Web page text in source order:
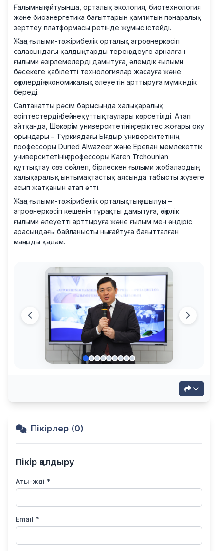
Ғалымның айтуынша, орталық экология, биотехнология
және биоэнергетика бағыттарын қамтитын пәнаралық
зерттеу платформасы ретінде жұмыс істейді.
Жаңа ғылыми-тәжірибелік орталық агроөнеркәсіп
саласындағы қалдықтарды терең өңдеуге арналған
ғылыми әзірлемелерді дамытуға, әлемдік ғылыми
бәсекеге қабілетті технологиялар жасауға және
өңірлердің экономикалық әлеуетін арттыруға мүмкіндік
береді.
Салтанатты рәсім барысында халықаралық
әріптестердің бейнеқұттықтаулары көрсетілді. Атап
айтқанда, Шәкәрім университетінің серіктес жоғары оқу
орындары – Түркиядағы Ығдыр университетінің
профессоры Duried Alwazeer және Ереван мемлекеттік
университетінің профессоры Karen Trchounian
құттықтау сөз сөйлеп, бірлескен ғылыми жобалардың
халықаралық ынтымақтастық аясында табысты жүзеге
асып жатқанын атап өтті.
Жаңа ғылыми-тәжірибелік орталықтың ашылуы –
агроөнеркәсіп кешенін тұрақты дамытуға, өңірлік
ғылыми әлеуетті арттыруға және ғылым мен өндіріс
арасындағы байланысты нығайтуға бағытталған
маңызды қадам.
Пікірлер (0)
Пікір қалдыру
Аты-жөні *
Email *